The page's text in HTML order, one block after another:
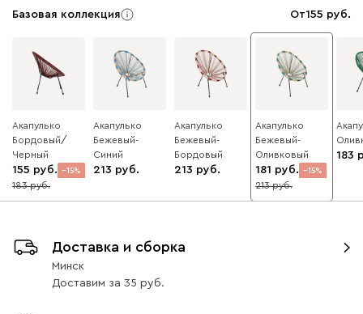
Базовая коллекция От155
Акапулько
Бордовый/
Черный
155 15
183
Акапулько
Бежевый-
Синий
213
Акапулько
Бежевый-
Бордовый
213
Акапулько
Бежевый-
Оливковый
181 15
213
183
Доставка и сборка
Минск
Доставим за 35